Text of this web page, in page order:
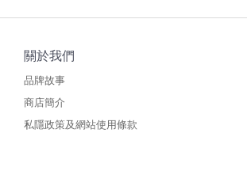
關於我們
品牌故事
商店簡介
私隱政策及網站使用條款